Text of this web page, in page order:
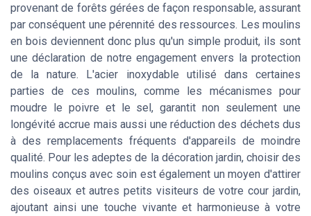
provenant de forêts gérées de façon responsable, assurant
par conséquent une pérennité des ressources. Les moulins
en bois deviennent donc plus qu'un simple produit, ils sont
une déclaration de notre engagement envers la protection
de la nature. L'acier inoxydable utilisé dans certaines
parties de ces moulins, comme les mécanismes pour
moudre le poivre et le sel, garantit non seulement une
longévité accrue mais aussi une réduction des déchets dus
à des remplacements fréquents d'appareils de moindre
qualité. Pour les adeptes de la décoration jardin, choisir des
moulins conçus avec soin est également un moyen d'attirer
des oiseaux et autres petits visiteurs de votre cour jardin,
ajoutant ainsi une touche vivante et harmonieuse à votre